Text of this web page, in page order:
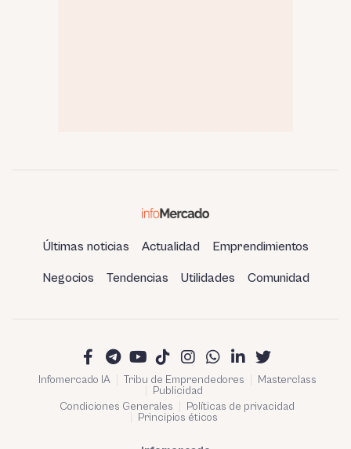
Últimas noticias Actualidad Emprendimientos
Negocios Tendencias Utilidades Comunidad
Infomercado IA Tribu de Emprendedores
Masterclass
Publicidad
Condiciones Generales
Políticas de privacidad
Principios éticos